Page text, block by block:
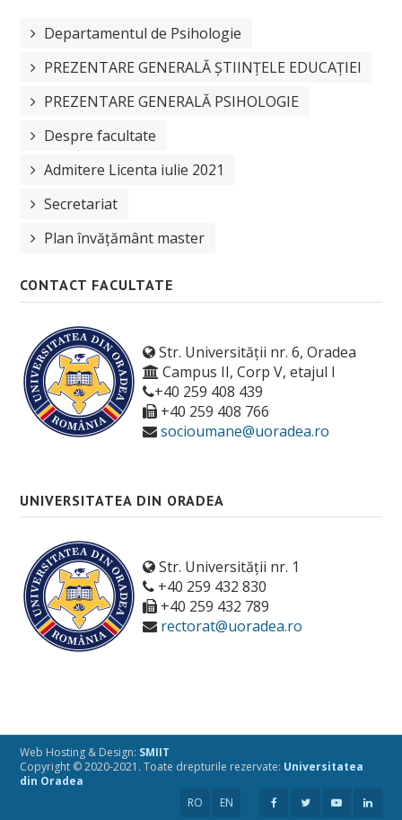
Orar
Anunțuri
Sesiune de examene
Structura anului universitar
Examen de finalizare studii
ERASMUS
Burse
OTL
Manifestari studentesti
Asociații studențești
Taxe
ADMITERE
Departamentul de Psihologie
PREZENTARE GENERALĂ ȘTIINȚELE EDUCAȚIEI
PREZENTARE GENERALĂ PSIHOLOGIE
Despre facultate
Admitere Licenta iulie 2021
Secretariat
Plan învățământ master
CONTACT FACULTATE
Str. Universității nr. 6, Oradea
Campus II, Corp V, etajul I
+40 259 408 439
+40 259 408 766
socioumane@uoradea.ro
UNIVERSITATEA DIN ORADEA
Str. Universității nr. 1
+40 259 432 830
+40 259 432 789
rectorat@uoradea.ro
Web Hosting & Design: SMIIT
Copyright © 2020-2021. Toate drepturile rezervate: Universitatea
din Oradea
RO
EN